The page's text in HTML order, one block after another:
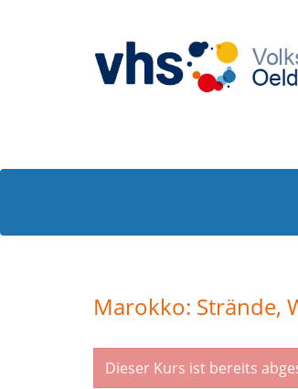
Marokko: Strände,
Dieser Kurs ist bereits